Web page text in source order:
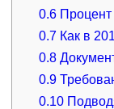
0.6 Процент
0.7 Как в
0.8
0.9
0.10